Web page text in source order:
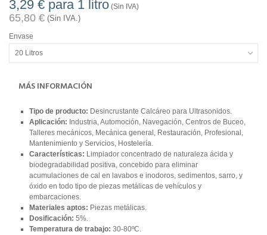
3,29 € para 1 litro (Sin IVA)
65,80 € (Sin IVA.)
Envase
20 Litros
MÁS INFORMACIÓN
Tipo de producto: Desincrustante Calcáreo para Ultrasonidos.
Aplicación: Industria, Automoción, Navegación, Centros de Buceo,
Talleres mecánicos, Mecánica general, Restauración, Profesional,
Mantenimiento y Servicios, Hostelería.
Características: Limpiador concentrado de naturaleza ácida y
biodegradabilidad positiva, concebido para eliminar
acumulaciones de cal en lavabos e inodoros, sedimentos, sarro, y
óxido en todo tipo de piezas metálicas de vehículos y
embarcaciones.
Materiales aptos: Piezas metálicas.
Dosificación: 5%.
Temperatura de trabajo: 30-80ºC.